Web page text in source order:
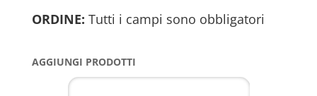
ORDINE: Tutti i campi sono obbligatori
AGGIUNGI PRODOTTI